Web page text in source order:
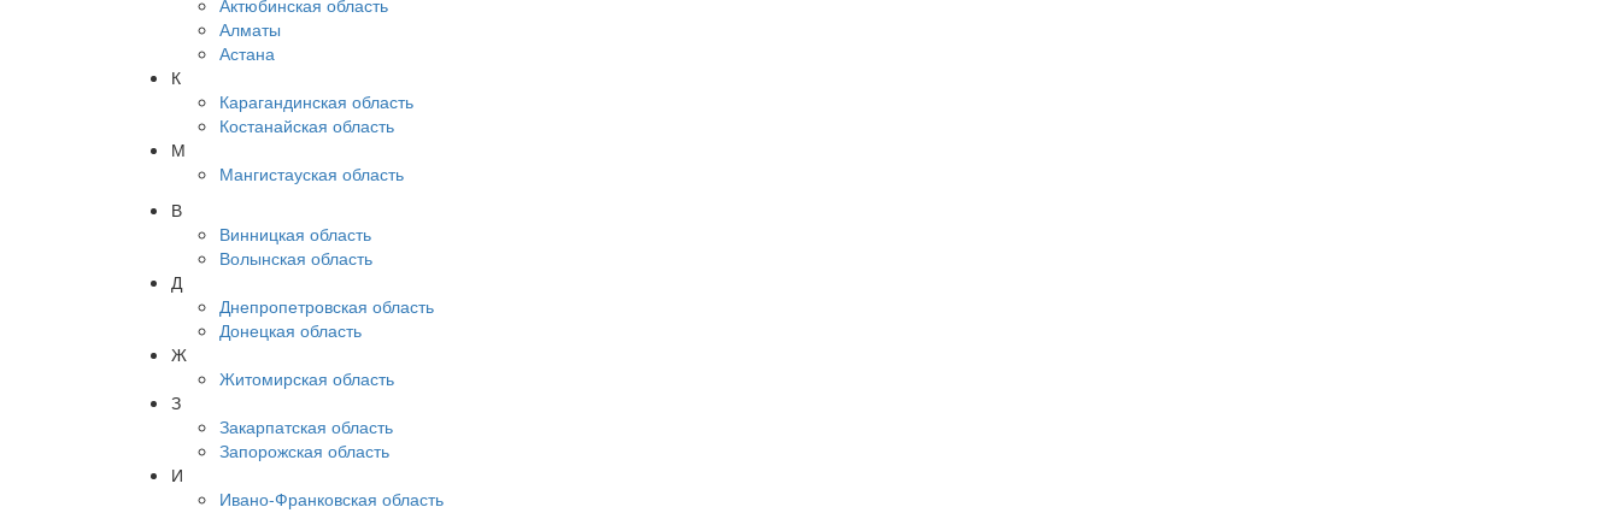
Актюбинская область
Алматы
Астана
К
Карагандинская область
Костанайская область
М
Мангистауская область
В
Винницкая область
Волынская область
Д
Днепропетровская область
Донецкая область
Ж
Житомирская область
З
Закарпатская область
Запорожская область
И
Ивано-Франковская область